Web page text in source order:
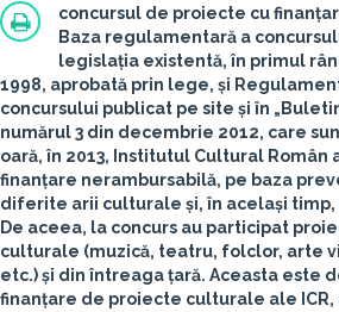
concursul de proiecte cu
Baza regulamentară a
legislația existentă, în primul
1998, aprobată prin lege, și
concursului publicat pe site și în
numărul 3 din decembrie 2012, care
oară, în 2013, Institutul Cultural Român
finanțare nerambursabilă, pe baza
diferite arii culturale și, în același timp,
De aceea, la concurs au participat
culturale (muzică, teatru, folclor, arte
etc.) și din întreaga țară. Aceasta este
finanțare de proiecte culturale ale